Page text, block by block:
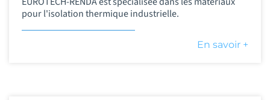
pour l'isolation thermique industrielle.
En savoir +